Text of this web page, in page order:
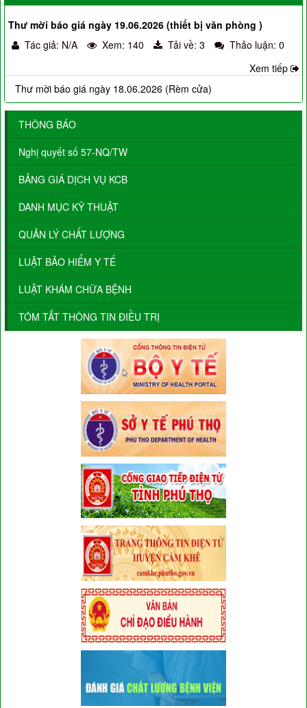
Thư mời báo giá ngày 19.06.2026 (thiết bị văn phòng )
Tác giả: N/A
Xem: 140 Tải về: 3
Thảo luận: 0
Xem tiếp
Thư mời báo giá ngày 18.06.2026 (Rèm cửa)
THÔNG BÁO
Nghị quyết số 57-NQ/TW
BẢNG GIÁ DỊCH VỤ KCB
DANH MỤC KỸ THUẬT
QUẢN LÝ CHẤT LƯỢNG
LUẬT BẢO HIỂM Y TẾ
LUẬT KHÁM CHỮA BỆNH
TÓM TẮT THÔNG TIN ĐIỀU TRỊ